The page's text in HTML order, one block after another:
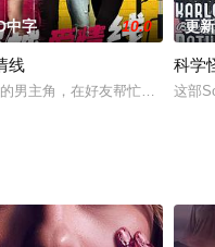
了一款神经体感系统Martina
中字 10.0
线
男主角，在好友帮忙下成功求
更
科学
这部